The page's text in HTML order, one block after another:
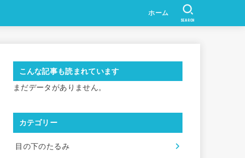
ホーム
SEARCH
こんな記事も読まれています
まだデータがありません。
カテゴリー
目の下のたるみ